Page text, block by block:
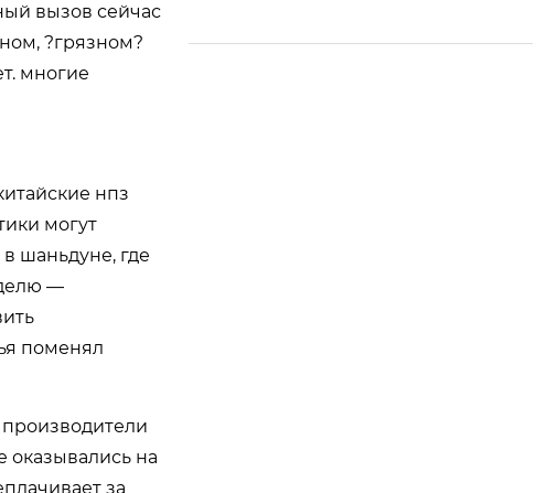
вызов сейчас
?грязном?
многие
нпз
могут
шаньдуне, где
—
поменял
оказывались на
за